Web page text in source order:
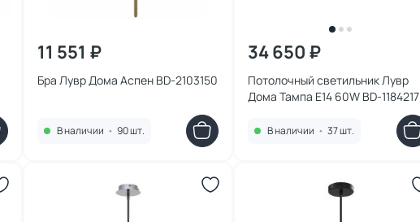
11 551 ₽
Бра Лувр Дома Аспен BD-2103150
В наличии • 90 шт.
34 650 ₽
Потолочный светильник Лувр
Дома Тампа E14 60W BD-1184217
В наличии • 37 шт.